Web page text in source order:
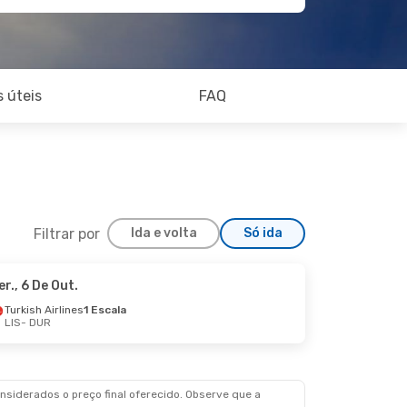
úteis FAQ
Filtrar por Ida e volta Só ida
6 De Out.
Turkish Airlines1 Escala
LIS- DUR
o preço final oferecido. Observe que a